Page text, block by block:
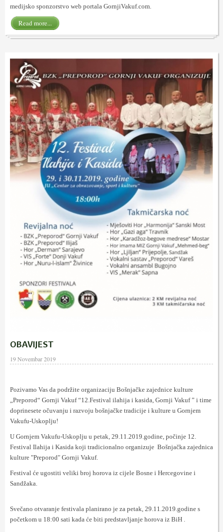
medijsko sponzorstvo web portala GornjiVakuf.com.
Read more...
OBAVIJEST
19 Novembar 2019
Pozivamo Vas da podržite organizaciju Bošnjačke zajednice kulture
„Preporod“ Gornji Vakuf “12.Festival ilahija i kasida, Gornji Vakuf ” i time
doprinesete očuvanju i razvoju bošnjačke tradicije i kulture u Gornjem
Vakufu-Uskoplju!
U Gornjem Vakufu-Uskoplju u petak, 29.11.2019.godine, počinje 12.
Festival Ilahija i Kasida koji tradicionalno organizuje Bošnjačka zajednica
kulture "Preporod" Gornji Vakuf.
Festival će ugostiti veliki broj horova iz cijele Bosne i Hercegovine i
Sandžaka.
Svečano otvaranje festivala planirano je za petak, 29.11.2019.godine s
početkom u 18:00 sati kada će biti predstavljanje horova iz BiH .